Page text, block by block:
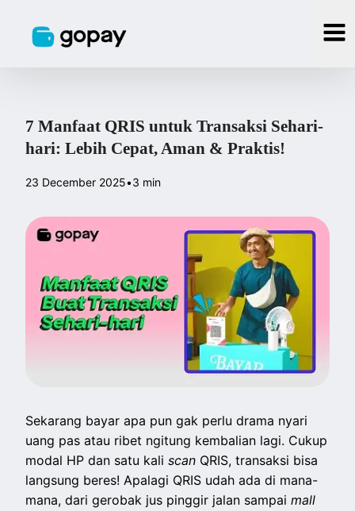
7 Manfaat QRIS untuk Transaksi Sehari-
hari: Lebih Cepat, Aman & Praktis!
23 December 2025•3 min
Sekarang bayar apa pun gak perlu drama nyari
uang pas atau ribet ngitung kembalian lagi. Cukup
modal HP dan satu kaliscan QRIS, transaksi bisa
langsung beres! Apalagi QRIS udah ada di mana-
mana, dari gerobak jus pinggir jalan sampaimall